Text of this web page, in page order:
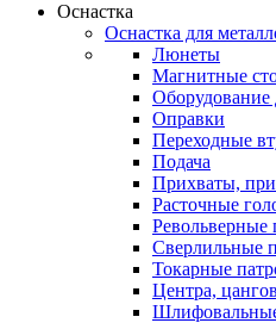
Оснастка
Оснастка для
Люнеты
Магнитные
Оправки
Переходные
Подача
Прихваты,
Расточные
Револьверные
Сверлильные
Токарные
Центра,